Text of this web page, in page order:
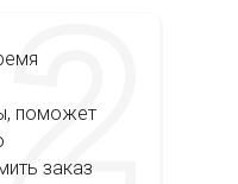
поможет
заказ